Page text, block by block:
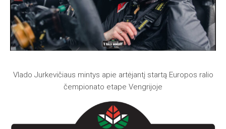
Vlado Jurkevičiaus mintys apie artėjantį startą Europos ralio
čempionato etape Vengrijoje